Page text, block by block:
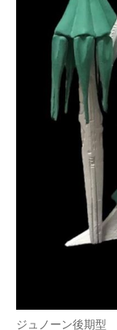
ジュノーン後期型